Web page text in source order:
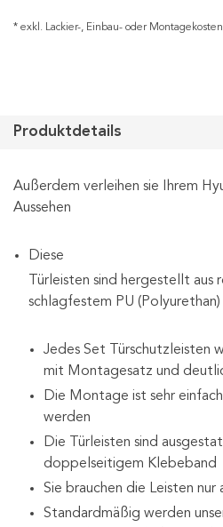
* exkl. Lackier-, Einbau- oder Montagekosten
Produktdetails
Außerdem verleihen sie Ihrem
Aussehen
Diese
Türleisten sind hergestellt aus
schlagfestem PU (Polyurethan)
Jedes Set
mit Montagesatz und
Die Montage ist sehr
werden
Die Türleisten sind
doppelseitigem Klebeband
Sie brauchen die Leisten
Standardmäßig werden